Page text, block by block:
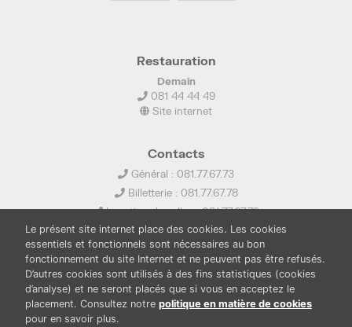
Restauration
Demain
081 44 44 49
Site internet
Contacts
Général : 081.77.67.73
Billetterie : 081.77.67.78
Location de salles : 081.77.67.79
info@ledelta.be
Le présent site internet place des cookies. Les cookies
essentiels et fonctionnels sont nécessaires au bon
fonctionnement du site Internet et ne peuvent pas être refusés.
D’autres cookies sont utilisés à des fins statistiques (cookies
d’analyse) et ne seront placés que si vous en acceptez le
placement. Consultez notre politique en matière de cookies
pour en savoir plus.